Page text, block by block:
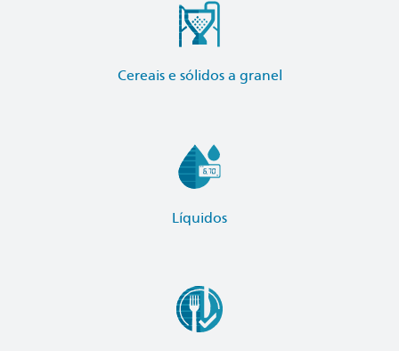
Cereais e sólidos a granel
Líquidos